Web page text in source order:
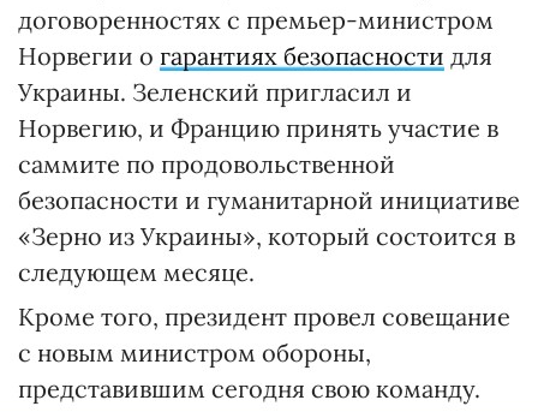
договоренностях с премьер-министром
Норвегии о гарантиях безопасности для
Украины. Зеленский пригласил и
Норвегию, и Францию принять участие в
саммите по продовольственной
безопасности и гуманитарной инициативе
«Зерно из Украины», который состоится в
следующем месяце.
Кроме того, президент провел совещание
с новым министром обороны,
представившим сегодня свою команду.